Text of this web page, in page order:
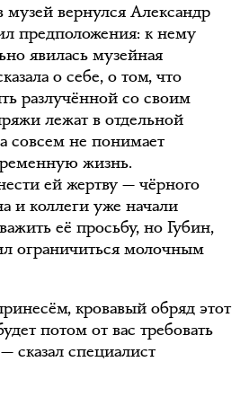
музей вернулся Александр
предположения: к нему
явилась музейная
о себе, о том, что
разлучённой со своим
лежат в отдельной
совсем не понимает
жизнь.
ей жертву — чёрного
и коллеги уже начали
её просьбу, но Губин,
ограничиться молочным
кровавый обряд этот
потом от вас требовать
сказал специалист